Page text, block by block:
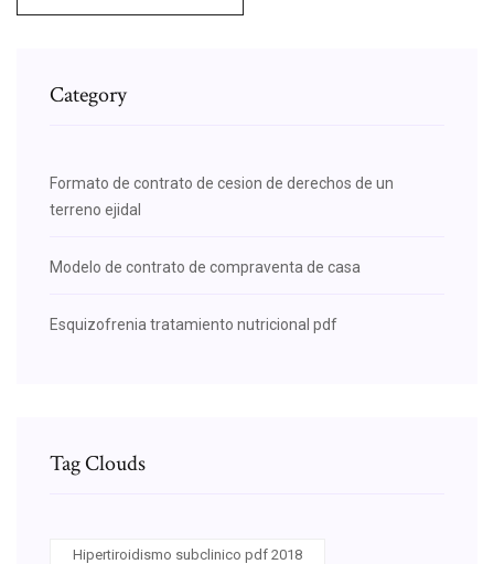
Category
Formato de contrato de cesion de derechos de un
terreno ejidal
Modelo de contrato de compraventa de casa
Esquizofrenia tratamiento nutricional pdf
Tag Clouds
Hipertiroidismo subclinico pdf 2018